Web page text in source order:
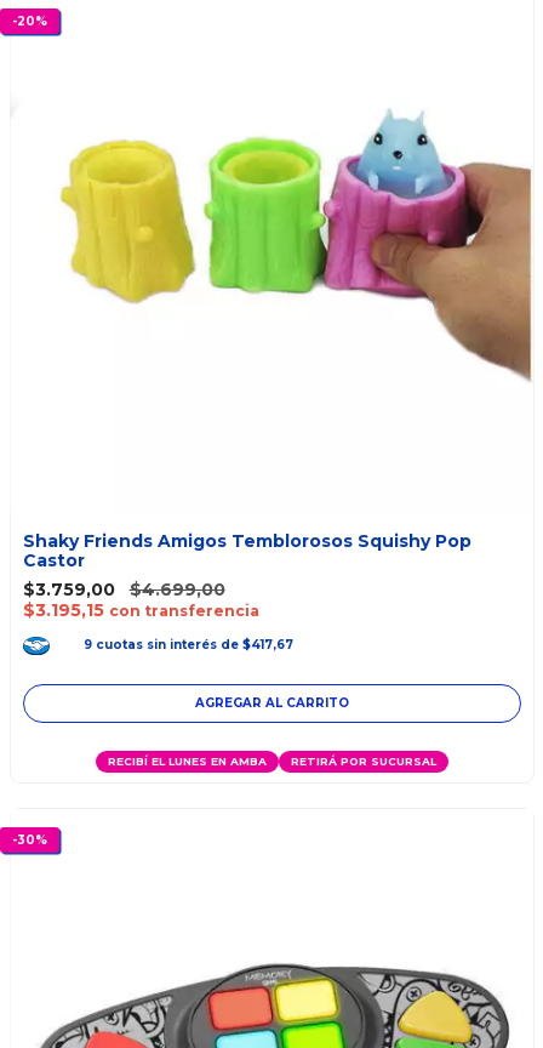
-20%
Shaky Friends Amigos Temblorosos Squishy Pop
Castor
$3.759,00
$4.699,00
$3.195,15 con transferencia
9 cuotas sin interés de $417,67
RECIBÍ EL LUNES EN AMBA RETIRÁ POR SUCURSAL
-30%